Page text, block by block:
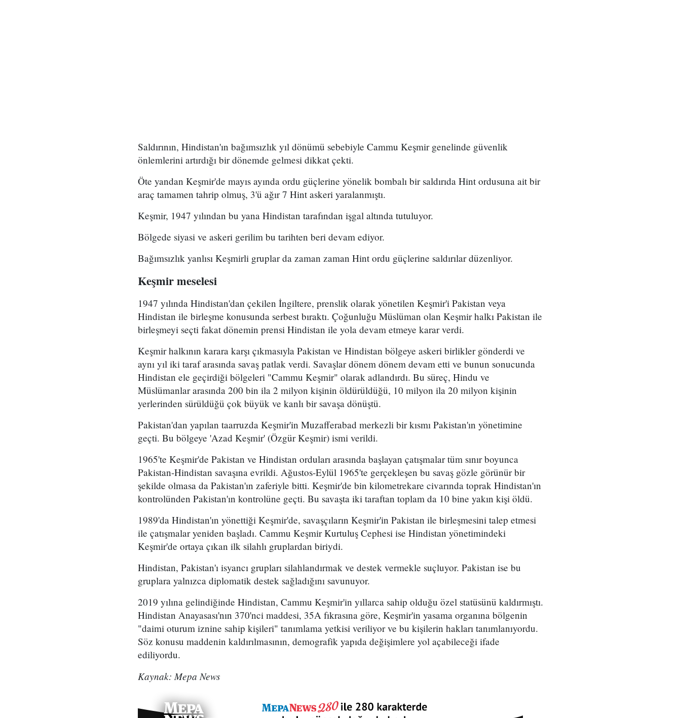
Saldırının, Hindistan'ın bağımsızlık yıl dönümü sebebiyle Cammu Keşmir genelinde güvenlik
önlemlerini artırdığı bir dönemde gelmesi dikkat çekti.
Öte yandan Keşmir'de mayıs ayında ordu güçlerine yönelik bombalı bir saldırıda Hint ordusuna ait bir
araç tamamen tahrip olmuş, 3'ü ağır 7 Hint askeri yaralanmıştı.
Keşmir, 1947 yılından bu yana Hindistan tarafından işgal altında tutuluyor.
Bölgede siyasi ve askeri gerilim bu tarihten beri devam ediyor.
Bağımsızlık yanlısı Keşmirli gruplar da zaman zaman Hint ordu güçlerine saldırılar düzenliyor.
Keşmir meselesi
1947 yılında Hindistan'dan çekilen İngiltere, prenslik olarak yönetilen Keşmir'i Pakistan veya
Hindistan ile birleşme konusunda serbest bıraktı. Çoğunluğu Müslüman olan Keşmir halkı Pakistan ile
birleşmeyi seçti fakat dönemin prensi Hindistan ile yola devam etmeye karar verdi.
Keşmir halkının karara karşı çıkmasıyla Pakistan ve Hindistan bölgeye askeri birlikler gönderdi ve
aynı yıl iki taraf arasında savaş patlak verdi. Savaşlar dönem dönem devam etti ve bunun sonucunda
Hindistan ele geçirdiği bölgeleri "Cammu Keşmir" olarak adlandırdı. Bu süreç, Hindu ve
Müslümanlar arasında 200 bin ila 2 milyon kişinin öldürüldüğü, 10 milyon ila 20 milyon kişinin
yerlerinden sürüldüğü çok büyük ve kanlı bir savaşa dönüştü.
Pakistan'dan yapılan taarruzda Keşmir'in Muzafferabad merkezli bir kısmı Pakistan'ın yönetimine
geçti. Bu bölgeye 'Azad Keşmir' (Özgür Keşmir) ismi verildi.
1965'te Keşmir'de Pakistan ve Hindistan orduları arasında başlayan çatışmalar tüm sınır boyunca
Pakistan-Hindistan savaşına evrildi. Ağustos-Eylül 1965'te gerçekleşen bu savaş gözle görünür bir
şekilde olmasa da Pakistan'ın zaferiyle bitti. Keşmir'de bin kilometrekare civarında toprak Hindistan'ın
kontrolünden Pakistan'ın kontrolüne geçti. Bu savaşta iki taraftan toplam da 10 bine yakın kişi öldü.
1989'da Hindistan'ın yönettiği Keşmir'de, savaşçıların Keşmir'in Pakistan ile birleşmesini talep etmesi
ile çatışmalar yeniden başladı. Cammu Keşmir Kurtuluş Cephesi ise Hindistan yönetimindeki
Keşmir'de ortaya çıkan ilk silahlı gruplardan biriydi.
Hindistan, Pakistan'ı isyancı grupları silahlandırmak ve destek vermekle suçluyor. Pakistan ise bu
gruplara yalnızca diplomatik destek sağladığını savunuyor.
2019 yılına gelindiğinde Hindistan, Cammu Keşmir'in yıllarca sahip olduğu özel statüsünü kaldırmıştı.
Hindistan Anayasası'nın 370'nci maddesi, 35A fıkrasına göre, Keşmir'in yasama organına bölgenin
"daimi oturum iznine sahip kişileri" tanımlama yetkisi veriliyor ve bu kişilerin hakları tanımlanıyordu.
Söz konusu maddenin kaldırılmasının, demografik yapıda değişimlere yol açabileceği ifade
ediliyordu.
Kaynak: Mepa News